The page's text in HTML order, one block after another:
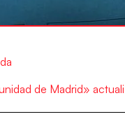
de Madrid»